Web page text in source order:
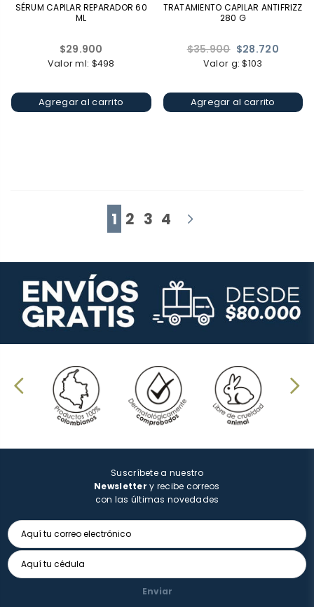
SÉRUM CAPILAR REPARADOR 60
ML
Precio
habitual
$29.900
Valor ml: $498
Agregar al carrito
TRATAMIENTO CAPILAR ANTIFRIZZ
280 G
Precio
habitual
$35.900 $28.720
Valor g: $103
Agregar al carrito
1 2 3 4
Suscríbete a nuestro
Newsletter y recibe correos
con las últimas novedades
Enviar